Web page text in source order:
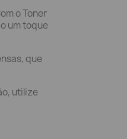
o Toner
um toque
que
utilize